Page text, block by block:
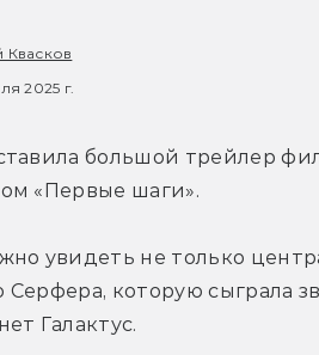
Квасков
2025 г.
большой трейлер
«Первые шаги».
увидеть не только
Серфера, которую сыграла
Галактус.